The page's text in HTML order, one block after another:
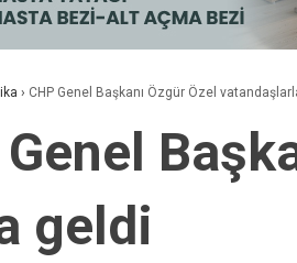
› CHP Genel Başkanı Özgür Özel
Genel
geldi